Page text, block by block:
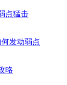
点猛击
略